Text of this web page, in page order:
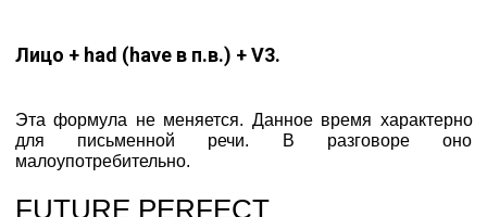
Лицо + had (have в п.в.) + V3.
Эта формула не меняется. Данное время характерно
для письменной речи. В разговоре оно
малоупотребительно.
FUTURE PERFECT